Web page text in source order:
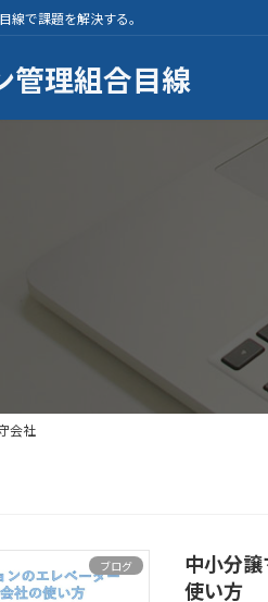
線で課題を解決する。
管理組合目線
会社
ブログ
中小分
使い方